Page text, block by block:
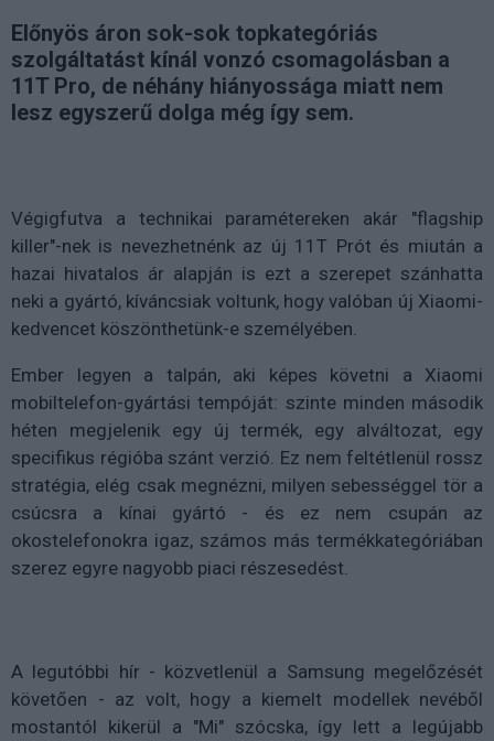
Előnyös áron sok-sok topkategóriás
szolgáltatást kínál vonzó csomagolásban a
11T Pro, de néhány hiányossága miatt nem
lesz egyszerű dolga még így sem.
Végigfutva a technikai paramétereken akár "flagship
killer"-nek is nevezhetnénk az új 11T Prót és miután a
hazai hivatalos ár alapján is ezt a szerepet szánhatta
neki a gyártó, kíváncsiak voltunk, hogy valóban új Xiaomi-
kedvencet köszönthetünk-e személyében.
Ember legyen a talpán, aki képes követni a Xiaomi
mobiltelefon-gyártási tempóját: szinte minden második
héten megjelenik egy új termék, egy alváltozat, egy
specifikus régióba szánt verzió. Ez nem feltétlenül rossz
stratégia, elég csak megnézni, milyen sebességgel tör a
csúcsra a kínai gyártó - és ez nem csupán az
okostelefonokra igaz, számos más termékkategóriában
szerez egyre nagyobb piaci részesedést.
A legutóbbi hír - közvetlenül a Samsung megelőzését
követően - az volt, hogy a kiemelt modellek nevéből
mostantól kikerül a "Mi" szócska, így lett a legújabb